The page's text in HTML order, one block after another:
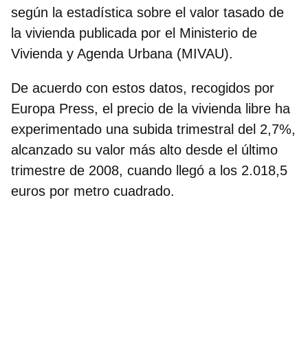
según la estadística sobre el valor tasado de
la vivienda publicada por el Ministerio de
Vivienda y Agenda Urbana (MIVAU).
De acuerdo con estos datos, recogidos por
Europa Press, el precio de la vivienda libre ha
experimentado una subida trimestral del 2,7%,
alcanzado su valor más alto desde el último
trimestre de 2008, cuando llegó a los 2.018,5
euros por metro cuadrado.